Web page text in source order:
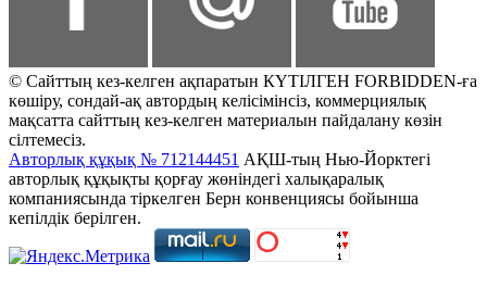
© Сайттың кез-келген ақпаратын КҮТІЛГЕН FORBIDDEN-ға
көшіру, сондай-ақ автордың келісімінсіз, коммерциялық
мақсатта сайттың кез-келген материалын пайдалану көзін
сілтемесіз.
Авторлық құқық № 712144451 АҚШ-тың Нью-Йорктегі
авторлық құқықты қорғау жөніндегі халықаралық
компаниясында тіркелген Берн конвенциясы бойынша
кепілдік берілген.